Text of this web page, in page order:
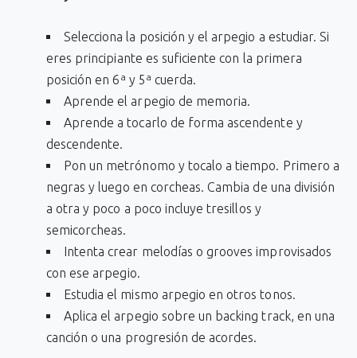
Selecciona la posición y el arpegio a estudiar. Si
eres principiante es suficiente con la primera
posición en 6ª y 5ª cuerda.
Aprende el arpegio de memoria.
Aprende a tocarlo de forma ascendente y
descendente.
Pon un metrónomo y tocalo a tiempo. Primero a
negras y luego en corcheas. Cambia de una división
a otra y poco a poco incluye tresillos y
semicorcheas.
Intenta crear melodías o grooves improvisados
con ese arpegio.
Estudia el mismo arpegio en otros tonos.
Aplica el arpegio sobre un backing track, en una
canción o una progresión de acordes.